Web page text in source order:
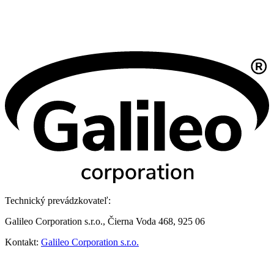
Technický prevádzkovateľ:
Galileo Corporation s.r.o., Čierna Voda 468, 925 06
Kontakt: Galileo Corporation s.r.o.